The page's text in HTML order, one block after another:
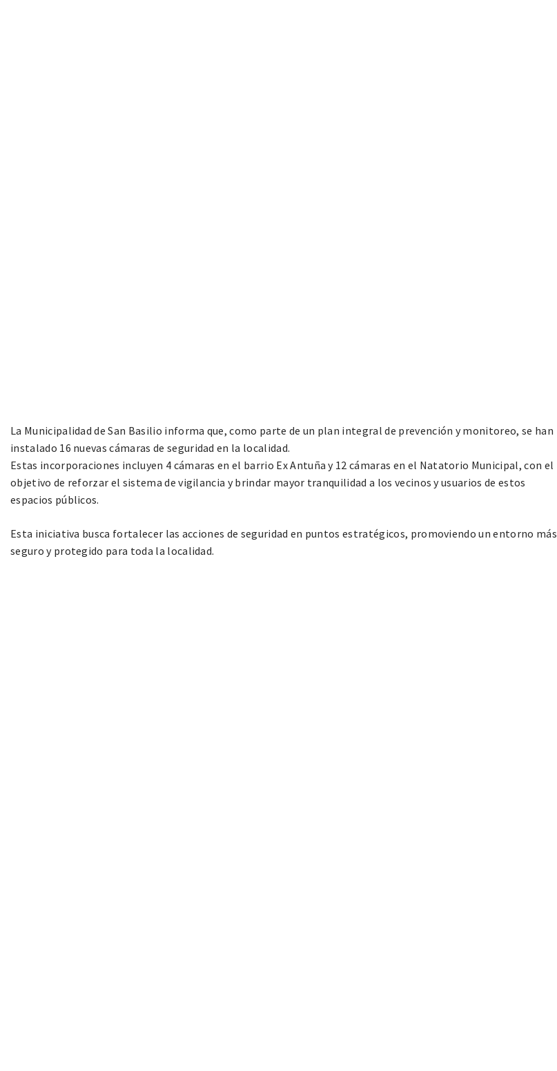
La Municipalidad de San Basilio informa que, como parte de un plan integral de prevención y monitoreo, se han
instalado 16 nuevas cámaras de seguridad en la localidad.
Estas incorporaciones incluyen 4 cámaras en el barrio Ex Antuña y 12 cámaras en el Natatorio Municipal, con el
objetivo de reforzar el sistema de vigilancia y brindar mayor tranquilidad a los vecinos y usuarios de estos
espacios públicos.
Esta iniciativa busca fortalecer las acciones de seguridad en puntos estratégicos, promoviendo un entorno más
seguro y protegido para toda la localidad.